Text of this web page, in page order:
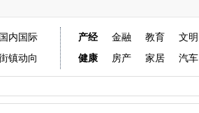
国内国际
镇动向
产经 金融 教育
文明
健康
房产 家居 汽车